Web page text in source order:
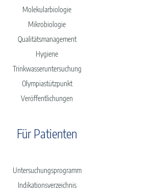
Molekularbiologie
Mikrobiologie
Qualitätsmanagement
Hygiene
Trinkwasseruntersuchung
Olympiastützpunkt
Veröffentlichungen
Für Patienten
Untersuchungsprogramm
Indikationsverzeichnis